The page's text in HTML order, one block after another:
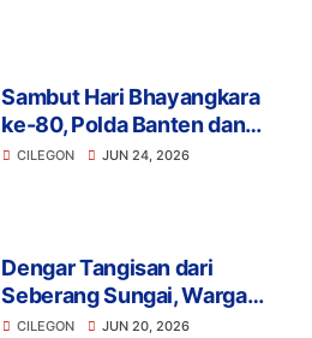
Sambut Hari Bhayangkara
ke-80, Polda Banten dan
Forkopimda Laksanakan
CILEGON JUN 24, 2026
Dengar Tangisan dari
Seberang Sungai, Warga
Cilegon Temukan Bayi
CILEGON JUN 20, 2026